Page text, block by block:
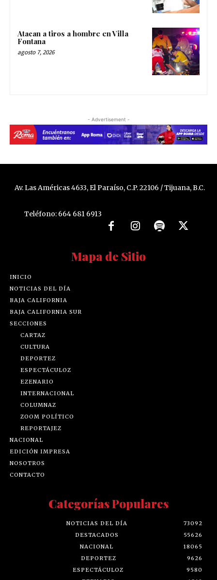
Atacan a tiros a hombre en Villa
Fontana
agosto 7, 2026
- Advertisement -
Av. Las Américas 4633, El Paraíso, C.P. 22106 / Tijuana, B.C.
Teléfono: 664 681 6913
Mapa de Sitio
INICIO
NOTICIAS DEL DÍA
BAJA CALIFORNIA
BAJA CALIFORNIA SUR
SECCIONES
CARTAZ
CULTURA
DEPORTEZ
ESPECTÁCULOZ
EZENARIO
INTERNACIONAL
COLUMNAZ
ZOOM POLÍTICO
REPORTAJEZ
NACIONAL
EDICIÓN IMPRESA
NOSOTROS
CONTACTO
Categorías Populares
NOTICIAS DEL DÍA
73092
DESTACADOS
55626
NACIONAL
18065
DEPORTEZ
9626
ESPECTÁCULOZ
9580